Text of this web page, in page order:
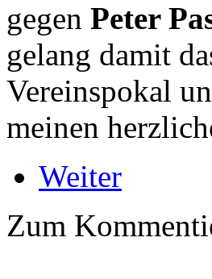
gegen Peter
gelang damit
Vereinspokal
meinen
Weiter
Zum